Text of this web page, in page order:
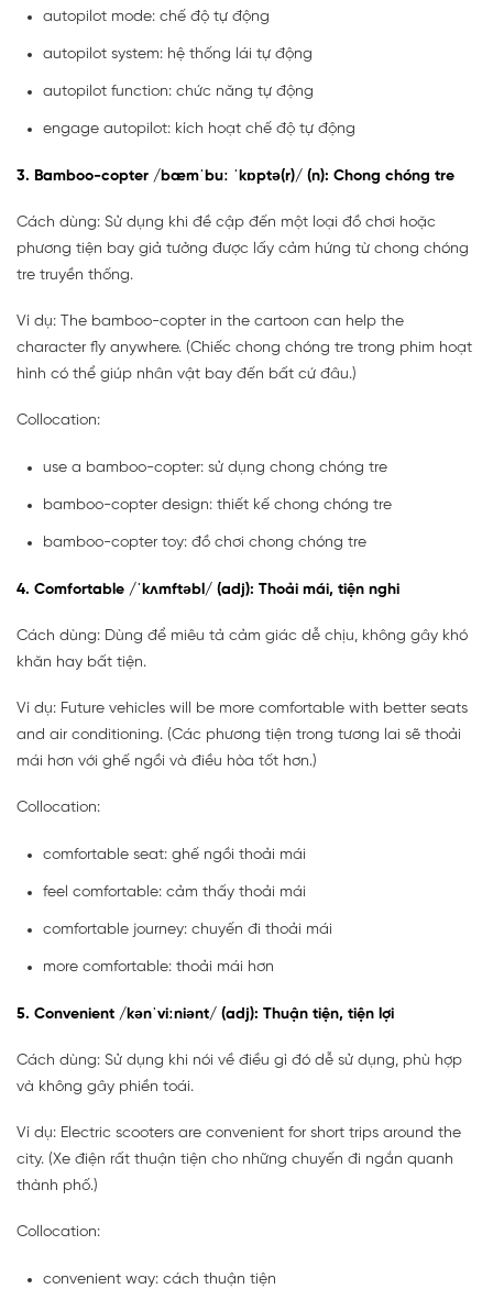
autopilot mode: chế độ tự động
autopilot system: hệ thống lái tự động
autopilot function: chức năng tự động
engage autopilot: kích hoạt chế độ tự động
3. Bamboo-copter /bæmˈbuː ˈkɒptə(r)/ (n): Chong chóng tre
Cách dùng: Sử dụng khi đề cập đến một loại đồ chơi hoặc
phương tiện bay giả tưởng được lấy cảm hứng từ chong chóng
tre truyền thống.
Ví dụ: The bamboo-copter in the cartoon can help the
character fly anywhere. (Chiếc chong chóng tre trong phim hoạt
hình có thể giúp nhân vật bay đến bất cứ đâu.)
Collocation:
use a bamboo-copter: sử dụng chong chóng tre
bamboo-copter design: thiết kế chong chóng tre
bamboo-copter toy: đồ chơi chong chóng tre
4. Comfortable /ˈkʌmftəbl/ (adj): Thoải mái, tiện nghi
Cách dùng: Dùng để miêu tả cảm giác dễ chịu, không gây khó
khăn hay bất tiện.
Ví dụ: Future vehicles will be more comfortable with better seats
and air conditioning. (Các phương tiện trong tương lai sẽ thoải
mái hơn với ghế ngồi và điều hòa tốt hơn.)
Collocation:
comfortable seat: ghế ngồi thoải mái
feel comfortable: cảm thấy thoải mái
comfortable journey: chuyến đi thoải mái
more comfortable: thoải mái hơn
5. Convenient /kənˈviːniənt/ (adj): Thuận tiện, tiện lợi
Cách dùng: Sử dụng khi nói về điều gì đó dễ sử dụng, phù hợp
và không gây phiền toái.
Ví dụ: Electric scooters are convenient for short trips around the
city. (Xe điện rất thuận tiện cho những chuyến đi ngắn quanh
thành phố.)
Collocation:
convenient way: cách thuận tiện